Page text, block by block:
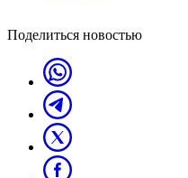
Поделиться новостью